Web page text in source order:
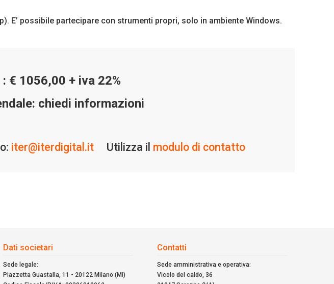
E’ possibile partecipare con strumenti propri, solo in ambiente Windows.
€ 1056,00 + iva 22%
chiedi informazioni
iter@iterdigital.it Utilizza il modulo di contatto
Dati societari
Sede legale:
Piazzetta Guastalla, 11 - 20122 Milano (MI)
Contatti
Sede amministrativa e operativa:
Vicolo del caldo, 36